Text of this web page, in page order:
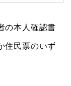
の本人確認書
住民票のいず